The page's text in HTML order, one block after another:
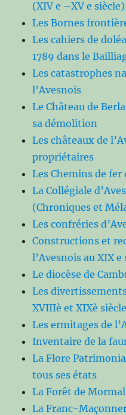
(XIV e –XV e siècle)
Les Bornes
Les cahiers de
1789 dans le
Les catastrophes
l’Avesnois
Le Château de
sa démolition
Les châteaux de
propriétaires
Les Chemins de
La Collégiale
(Chroniques et
Les confréries
Constructions et
l’Avesnois au XIX e
Le diocèse de
Les
XVIIIè et XIXè
Les ermitages de
Inventaire de la
La Flore
tous ses états
La Forêt de Mormal
La Franc-